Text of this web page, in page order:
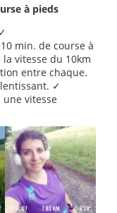
à pieds
✓
10 min. de course à
vitesse du 10km
entre chaque.
✓
une vitesse